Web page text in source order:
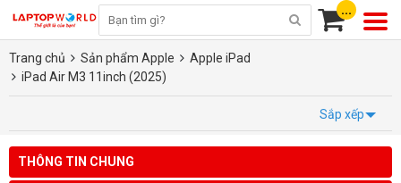
...
Trang chủ Sản phẩm Apple
Apple iPad
iPad Air M3 11inch (2025)
Sắp xếp
THÔNG TIN CHUNG